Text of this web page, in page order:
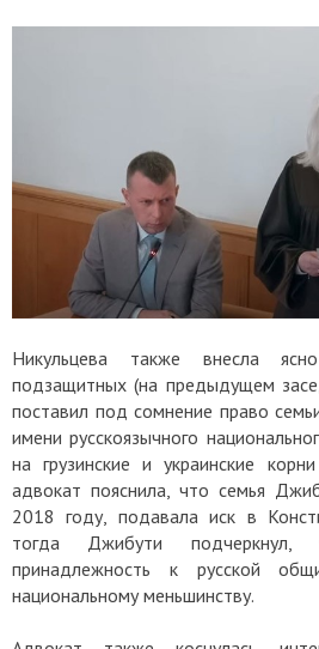
Никульцева также внесла
подзащитных (на предыдущем
поставил под сомнение право
имени русскоязычного
на грузинские и украинские
адвокат пояснила, что семья
2018 году, подавала иск в
тогда Джибути
принадлежность к русской
национальному меньшинству.